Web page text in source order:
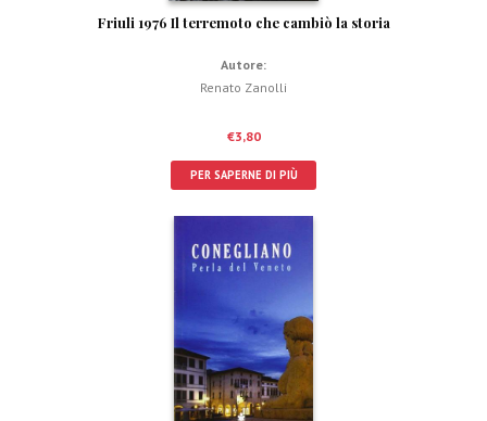
Friuli 1976 Il terremoto che cambiò la storia
Autore:
Renato Zanolli
€3,80
PER SAPERNE DI PIÙ